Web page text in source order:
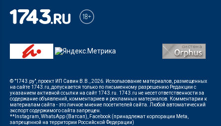
© "1743.ру", проект ИП Савин В.В., 2026. Использование материалов, размещенных
на сайте 1743.ru, допускается только по письменному разрешению Редакции с
указанием активной ссылки на сайт 1743.ru. 1743.ru не несет ответственности за
содержание объявлений, комментариев и рекламных материалов. Комментарии к
материалам сайта - это личное мнение посетителей сайта. Любой автоматический
экспорт содержимого сайта запрещен.
**Instagram, WhatsApp (Ватсап), Facebook (принадлежат корпорации Meta,
запрещенной на территории Российской Федерации)